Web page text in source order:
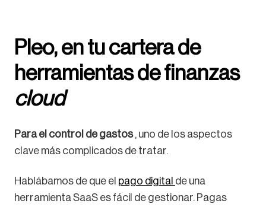
Pleo, en tu cartera de
herramientas de finanzas
cloud
Para el control de gastos, uno de los aspectos
clave más complicados de tratar.
Hablábamos de que el pago digital de una
herramienta SaaS es fácil de gestionar. Pagas